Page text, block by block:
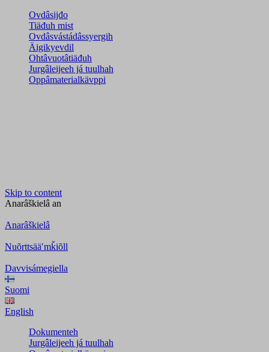
Ovdâsijđo
Tiäđuh mist
Ovdâsvástádâssyergih
Äigikyevdil
Ohtâvuotâtiäđuh
Jurgâleijeeh já tuulhah
Oppâmaterialkävppi
Skip to content
Anarâškielâ an
Anarâškielâ
Nuõrttsääʹmǩiõll
Davvisámegiella
Suomi
English
Dokumenteh
Jurgâleijeeh já tuulhah